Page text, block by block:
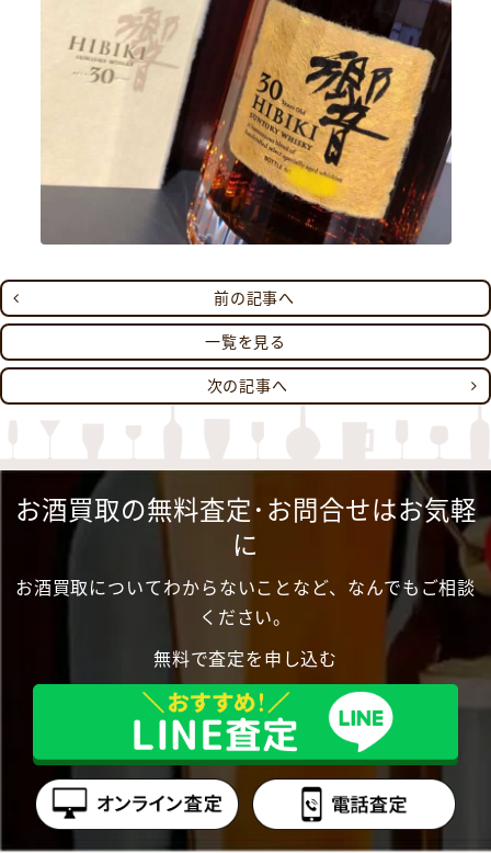
前の記事へ
一覧を見る
次の記事へ
お酒買取の無料査定･お問合せはお気軽
に
お酒買取についてわからないことなど、なんでもご相談
ください。
無料で査定を申し込む